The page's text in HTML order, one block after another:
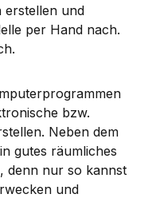
erstellen und
per Hand nach.
bzw.
Neben dem
gutes räumliches
denn nur so kannst
und